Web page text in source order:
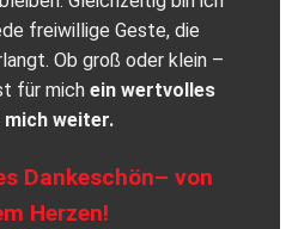
freiwillige Geste, die
Ob groß oder klein –
für mich ein wertvolles
weiter.
Dankeschön– von
Herzen!